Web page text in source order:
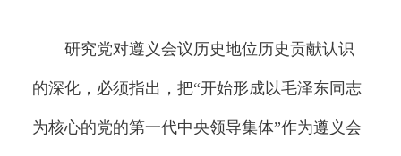
研究党对遵义会议历史地位历史贡献认识
的深化，必须指出，把“开始形成以毛泽东同志
为核心的党的第一代中央领导集体”作为遵义会